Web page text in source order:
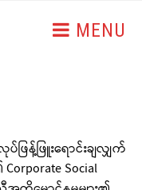
MENU
ပ်ဖြန့်ဖြူးရောင်းချလျှက်
Social